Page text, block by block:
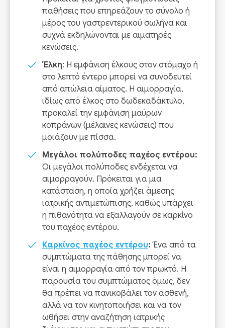
παθήσεις που επηρεάζουν το σύνολο ή
μέρος του γαστρεντερικού σωλήνα και
συχνά εκδηλώνονται με αιματηρές
κενώσεις.
Έλκη: Η εμφάνιση έλκους στον στόμαχο ή
στο λεπτό έντερο μπορεί να συνοδευτεί
από απώλεια αίματος. Η αιμορραγία,
ιδίως από έλκος στο δωδεκαδάκτυλο,
προκαλεί την εμφάνιση μαύρων
κοπράνων (μέλαινες κενώσεις) που
μοιάζουν με πίσσα.
Μεγάλοι πολύποδες παχέος εντέρου:
Οι μεγάλοι πολύποδες ενδέχεται να
αιμορραγούν. Πρόκειται για μια
κατάσταση, η οποία χρήζει άμεσης
ιατρικής αντιμετώπισης, καθώς υπάρχει
η πιθανότητα να εξαλλαγούν σε καρκίνο
του παχέος εντέρου.
Καρκίνος παχέος εντέρου: Ένα από τα
συμπτώματα της πάθησης μπορεί να
είναι η αιμορραγία από τον πρωκτό. Η
παρουσία του συμπτώματος όμως, δεν
θα πρέπει να πανικοβάλει τον ασθενή,
αλλά να τον κινητοποιήσει και να τον
ωθήσει στην αναζήτηση ιατρικής